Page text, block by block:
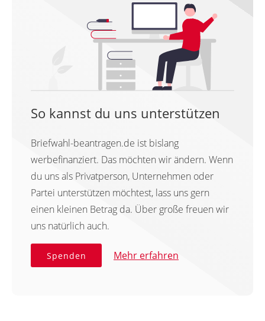
So kannst du uns unterstützen
Briefwahl-beantragen.de ist bislang
werbefinanziert. Das möchten wir ändern. Wenn
du uns als Privatperson, Unternehmen oder
Partei unterstützen möchtest, lass uns gern
einen kleinen Betrag da. Über große freuen wir
uns natürlich auch.
Spenden Mehr erfahren